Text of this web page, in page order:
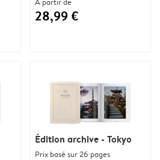
Édition archive - Tokyo
Prix basé sur 26 pages
28,99 €